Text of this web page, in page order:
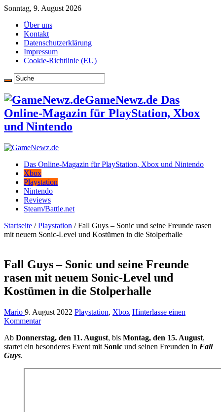
Sonntag, 9. August 2026
Über uns
Kontakt
Datenschutzerklärung
Impressum
Cookie-Richtlinie (EU)
GameNewz.de Das
Online-Magazin für PlayStation, Xbox
und Nintendo
Das Online-Magazin für PlayStation, Xbox und Nintendo
Xbox
Playstation
Nintendo
Reviews
Steam/Battle.net
Startseite / Playstation / Fall Guys – Sonic und seine Freunde rasen
mit neuem Sonic-Level und Kostümen in die Stolperhalle
Fall Guys – Sonic und seine Freunde
rasen mit neuem Sonic-Level und
Kostümen in die Stolperhalle
Mario 9. August 2022 Playstation, Xbox Hinterlasse einen
Kommentar
Ab Donnerstag, den 11. August, bis Montag, den 15. August,
startet ein besonderes Event mit Sonic und seinen Freunden in Fall
Guys.